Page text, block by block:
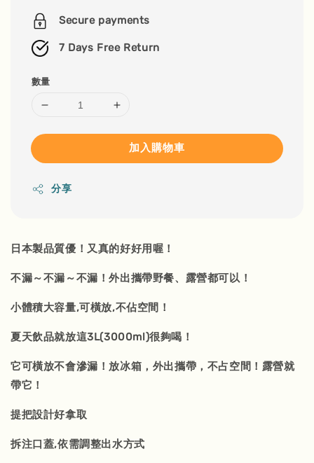
price
Secure payments
7 Days Free Return
數量
加入購物車
分享
日本製品質優！又真的好好用喔！
不漏～不漏～不漏！外出攜帶野餐、露營都可以！
小體積大容量,可橫放,不佔空間！
夏天飲品就放這3L(3000ml)很夠喝！
它可橫放不會滲漏！放冰箱，外出攜帶，不占空間！露營就
帶它！
提把設計好拿取
拆注口蓋,依需調整出水方式